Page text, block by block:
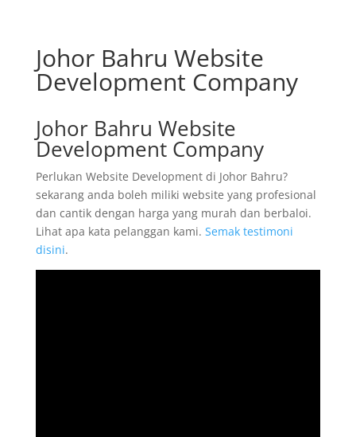
Johor Bahru Website
Development Company
Johor Bahru Website
Development Company
Perlukan Website Development di Johor Bahru?
sekarang anda boleh miliki website yang profesional
dan cantik dengan harga yang murah dan berbaloi.
Lihat apa kata pelanggan kami. Semak testimoni
disini.